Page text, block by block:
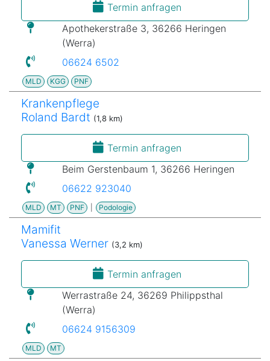
Termin anfragen
Apothekerstraße 3, 36266 Heringen
(Werra)
06624 6502
MLD KGG PNF
Krankenpflege
Roland Bardt (1,8 km)
Termin anfragen
Beim Gerstenbaum 1, 36266 Heringen
06622 923040
MLD MT PNF Podologie
Mamifit
Vanessa Werner (3,2 km)
Termin anfragen
Werrastraße 24, 36269 Philippsthal
(Werra)
06624 9156309
MLD MT